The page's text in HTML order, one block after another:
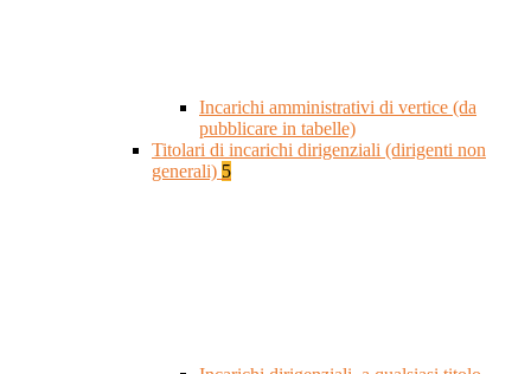
Incarichi amministrativi di vertice (da
pubblicare in tabelle)
Titolari di incarichi dirigenziali (dirigenti non
generali) 5